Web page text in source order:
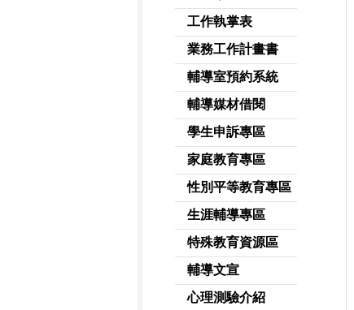
工作執掌表
業務工作計畫書
輔導室預約系統
輔導媒材借閱
學生申訴專區
家庭教育專區
性別平等教育專區
生涯輔導專區
特殊教育資源區
輔導文宣
心理測驗介紹